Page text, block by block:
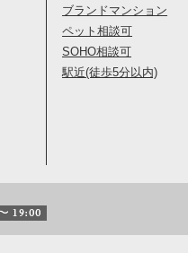
ブランドマンション
ペット相談可
SOHO相談可
駅近(徒歩5分以内)